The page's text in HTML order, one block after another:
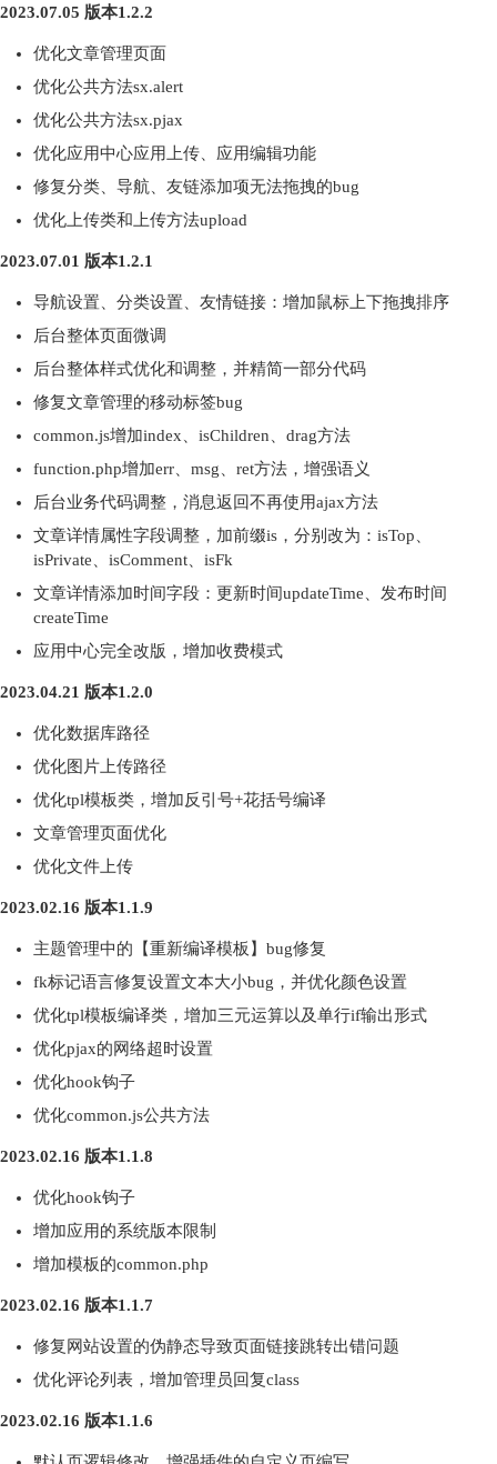
2023.07.05 版本1.2.2
优化文章管理页面
优化公共方法sx.alert
优化公共方法sx.pjax
优化应用中心应用上传、应用编辑功能
修复分类、导航、友链添加项无法拖拽的bug
优化上传类和上传方法upload
2023.07.01 版本1.2.1
导航设置、分类设置、友情链接：增加鼠标上下拖拽排序
后台整体页面微调
后台整体样式优化和调整，并精简一部分代码
修复文章管理的移动标签bug
common.js增加index、isChildren、drag方法
function.php增加err、msg、ret方法，增强语义
后台业务代码调整，消息返回不再使用ajax方法
文章详情属性字段调整，加前缀is，分别改为：isTop、
isPrivate、isComment、isFk
文章详情添加时间字段：更新时间updateTime、发布时间
createTime
应用中心完全改版，增加收费模式
2023.04.21 版本1.2.0
优化数据库路径
优化图片上传路径
优化tpl模板类，增加反引号+花括号编译
文章管理页面优化
优化文件上传
2023.02.16 版本1.1.9
主题管理中的【重新编译模板】bug修复
fk标记语言修复设置文本大小bug，并优化颜色设置
优化tpl模板编译类，增加三元运算以及单行if输出形式
优化pjax的网络超时设置
优化hook钩子
优化common.js公共方法
2023.02.16 版本1.1.8
优化hook钩子
增加应用的系统版本限制
增加模板的common.php
2023.02.16 版本1.1.7
修复网站设置的伪静态导致页面链接跳转出错问题
优化评论列表，增加管理员回复class
2023.02.16 版本1.1.6